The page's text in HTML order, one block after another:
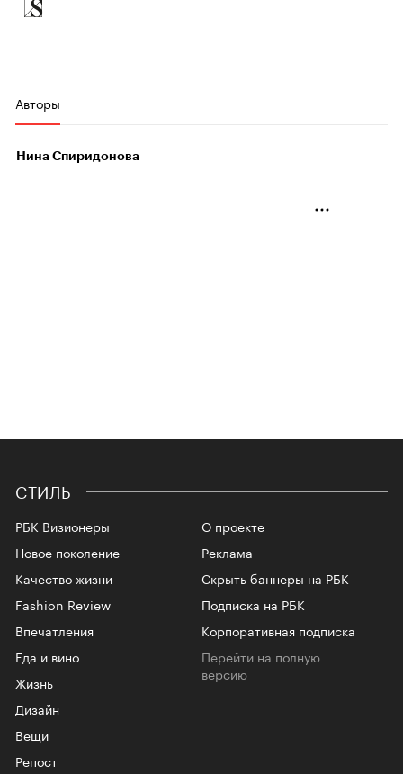
Авторы
Нина Спиридонова
СТИЛЬ
РБК Визионеры
Новое поколение
Качество жизни
Fashion Review
Впечатления
Еда и вино
Жизнь
Дизайн
Вещи
Репост
О проекте
Реклама
Скрыть баннеры на РБК
Подписка на РБК
Корпоративная подписка
Перейти на полную
версию